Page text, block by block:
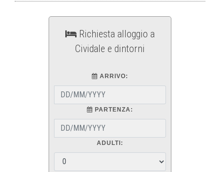
Richiesta alloggio a
Cividale e dintorni
ARRIVO:
PARTENZA:
ADULTI: